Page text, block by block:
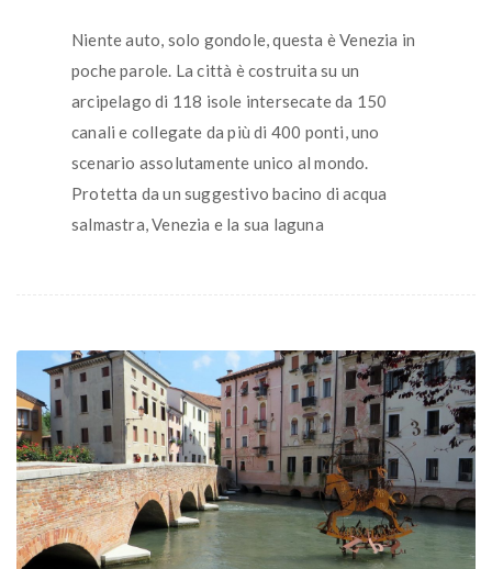
Niente auto, solo gondole, questa è Venezia in
poche parole. La città è costruita su un
arcipelago di 118 isole intersecate da 150
canali e collegate da più di 400 ponti, uno
scenario assolutamente unico al mondo.
Protetta da un suggestivo bacino di acqua
salmastra, Venezia e la sua laguna